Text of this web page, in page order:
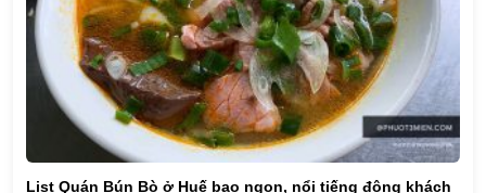
List Quán Bún Bò ở Huế bao ngon, nổi tiếng đông khách